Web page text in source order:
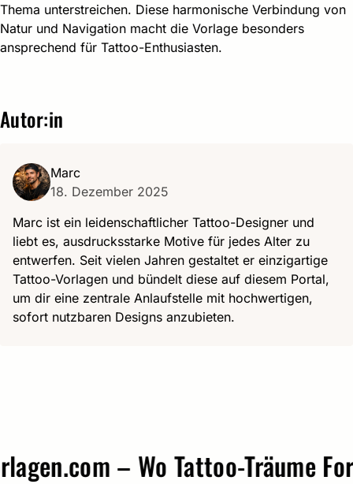
Thema unterstreichen. Diese harmonische Verbindung von
Natur und Navigation macht die Vorlage besonders
ansprechend für Tattoo-Enthusiasten.
Autor:in
Marc
18. Dezember 2025
Marc ist ein leidenschaftlicher Tattoo-Designer und
liebt es, ausdrucksstarke Motive für jedes Alter zu
entwerfen. Seit vielen Jahren gestaltet er einzigartige
Tattoo-Vorlagen und bündelt diese auf diesem Portal,
um dir eine zentrale Anlaufstelle mit hochwertigen,
sofort nutzbaren Designs anzubieten.
– Wo Tattoo-Träume Form